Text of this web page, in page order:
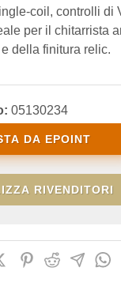
coil, controlli di
per il chitarrista
della finitura relic.
05130234
DA EPOINT
RIVENDITORI